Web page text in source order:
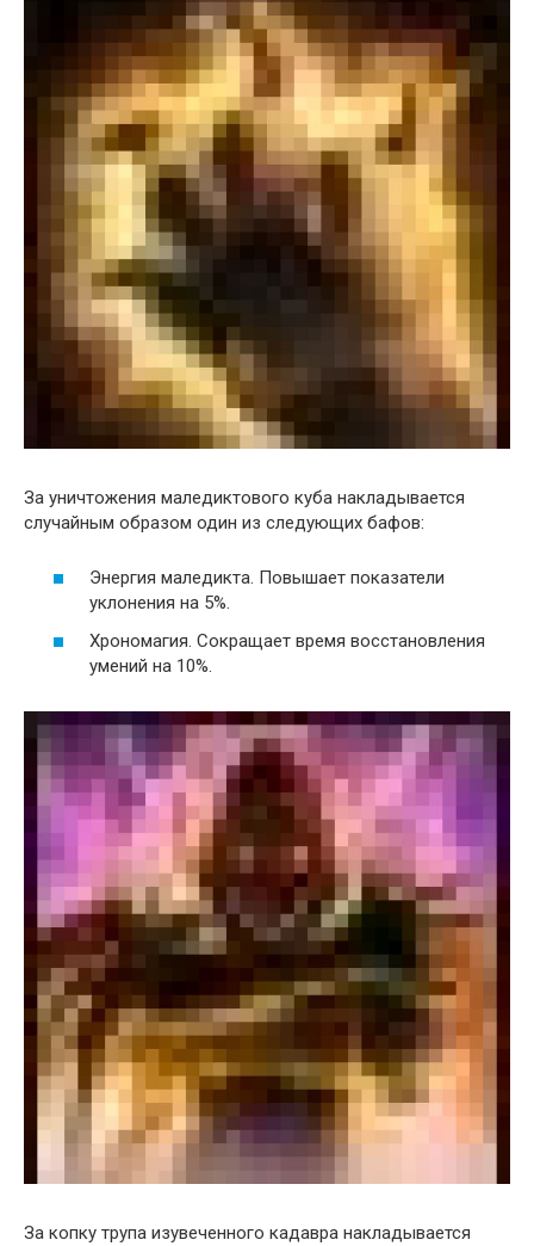
За уничтожения маледиктового куба накладывается
случайным образом один из следующих бафов:
Энергия маледикта. Повышает показатели
уклонения на 5%.
Хрономагия. Сокращает время восстановления
умений на 10%.
За копку трупа изувеченного кадавра накладывается